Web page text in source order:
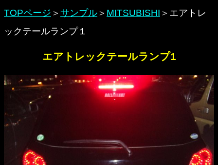
TOPページ ＞サンプル＞ MITSUBISHI ＞エアトレ
ックテールランプ１
エアトレックテールランプ1